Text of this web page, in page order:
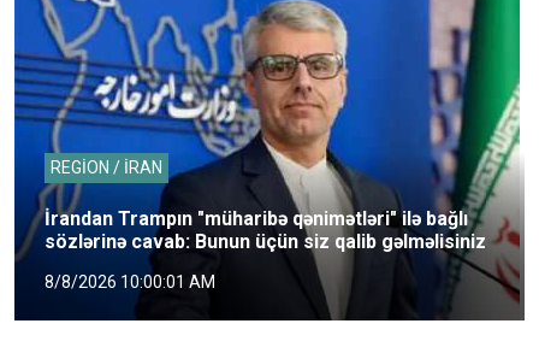
REGİON / İRAN
İrandan Trampın "müharibə qənimətləri" ilə bağlı
sözlərinə cavab: Bunun üçün siz qalib gəlməlisiniz
8/8/2026 10:00:01 AM